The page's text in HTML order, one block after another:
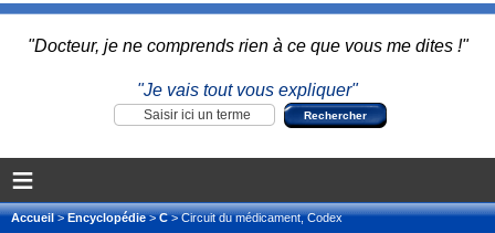
"Docteur, je ne comprends rien à ce que vous me dites !"
"Je vais tout vous expliquer"
≡
Accueil>Encyclopédie>C> Circuit du médicament, Codex